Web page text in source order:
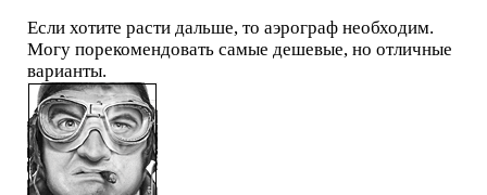
Если хотите расти дальше, то аэрограф необходим.
Могу порекомендовать самые дешевые, но отличные
варианты.